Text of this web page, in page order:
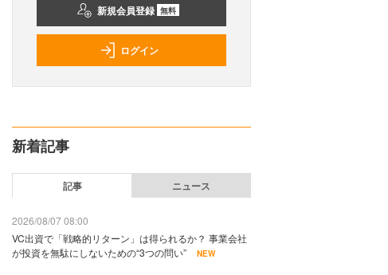
新規会員登録 無料
ログイン
新着記事
記事 ニュース
2026/08/07 08:00
VC出資で「戦略的リターン」は得られるか？ 事業会社
が投資を無駄にしないための“3つの問い”
NEW